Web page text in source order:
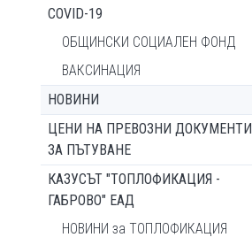
COVID-19
ОБЩИНСКИ СОЦИАЛЕН ФОНД
ВАКСИНАЦИЯ
НОВИНИ
ЦЕНИ НА ПРЕВОЗНИ ДОКУМЕНТИ
ЗА ПЪТУВАНЕ
КАЗУСЪТ "ТОПЛОФИКАЦИЯ -
ГАБРОВО" ЕАД
НОВИНИ за ТОПЛОФИКАЦИЯ